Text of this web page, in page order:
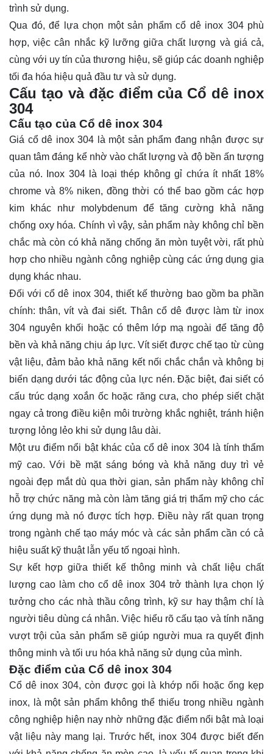
trình sử dụng.
Qua đó, để lựa chọn một sản phẩm cổ dê inox 304 phù
hợp, việc cân nhắc kỹ lưỡng giữa chất lượng và giá cả,
cùng với uy tín của thương hiệu, sẽ giúp các doanh nghiệp
tối đa hóa hiệu quả đầu tư và sử dụng.
Cấu tạo và đặc điểm của Cổ dê inox
304
Cấu tạo của Cổ dê inox 304
Giá cổ dê inox 304 là một sản phẩm đang nhận được sự
quan tâm đáng kể nhờ vào chất lượng và độ bền ấn tượng
của nó. Inox 304 là loại thép không gỉ chứa ít nhất 18%
chrome và 8% niken, đồng thời có thể bao gồm các hợp
kim khác như molybdenum để tăng cường khả năng
chống oxy hóa. Chính vì vậy, sản phẩm này không chỉ bền
chắc mà còn có khả năng chống ăn mòn tuyệt vời, rất phù
hợp cho nhiều ngành công nghiệp cùng các ứng dụng gia
dụng khác nhau.
Đối với cổ dê inox 304, thiết kế thường bao gồm ba phần
chính: thân, vít và đai siết. Thân cổ dê được làm từ inox
304 nguyên khối hoặc có thêm lớp mạ ngoài để tăng độ
bền và khả năng chịu áp lực. Vít siết được chế tạo từ cùng
vật liệu, đảm bảo khả năng kết nối chắc chắn và không bị
biến dạng dưới tác động của lực nén. Đặc biệt, đai siết có
cấu trúc dạng xoắn ốc hoặc răng cưa, cho phép siết chặt
ngay cả trong điều kiện môi trường khắc nghiệt, tránh hiện
tượng lỏng lẻo khi sử dụng lâu dài.
Một ưu điểm nổi bật khác của cổ dê inox 304 là tính thẩm
mỹ cao. Với bề mặt sáng bóng và khả năng duy trì vẻ
ngoài đẹp mắt dù qua thời gian, sản phẩm này không chỉ
hỗ trợ chức năng mà còn làm tăng giá trị thẩm mỹ cho các
ứng dụng mà nó được tích hợp. Điều này rất quan trọng
trong ngành chế tạo máy móc và các sản phẩm cần có cả
hiệu suất kỹ thuật lẫn yếu tố ngoại hình.
Sự kết hợp giữa thiết kế thông minh và chất liệu chất
lượng cao làm cho cổ dê inox 304 trở thành lựa chọn lý
tưởng cho các nhà thầu công trình, kỹ sư hay thậm chí là
người tiêu dùng cá nhân. Việc hiểu rõ cấu tạo và tính năng
vượt trội của sản phẩm sẽ giúp người mua ra quyết định
thông minh và tối ưu hóa khả năng sử dụng của mình.
Đặc điểm của Cổ dê inox 304
Cổ dê inox 304, còn được gọi là khớp nối hoặc ống kẹp
inox, là một sản phẩm không thể thiếu trong nhiều ngành
công nghiệp hiện nay nhờ những đặc điểm nổi bật mà loại
vật liệu này mang lại. Trước hết, inox 304 được biết đến